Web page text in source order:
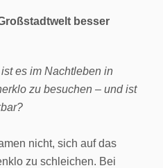
besser
es im Nachtleben in
zu besuchen – und ist
nicht, sich auf das
zu schleichen. Bei